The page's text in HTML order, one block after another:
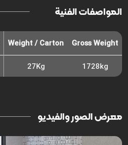
المواصفات الفنية
Gross Weight
Weight / Carton
1728kg
27Kg
معرض الصور والفيديو